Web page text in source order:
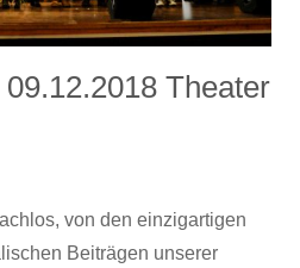
Theater
von den einzigartigen
Beiträgen unserer